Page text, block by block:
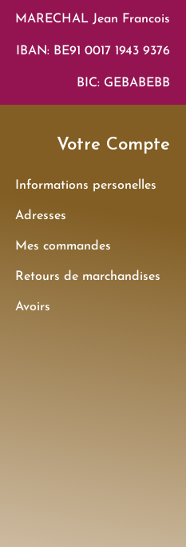
MARECHAL Jean Francois
IBAN: BE91 0017 1943 9376
BIC: GEBABEBB
Votre Compte
Informations personelles
Adresses
Mes commandes
Retours de marchandises
Avoirs